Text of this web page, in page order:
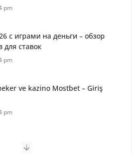
pm
с играми на деньги – обзор
для ставок
pm
ve kazino Mostbet – Giriş
pm